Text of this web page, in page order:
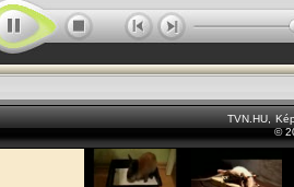
TVN.HU
©